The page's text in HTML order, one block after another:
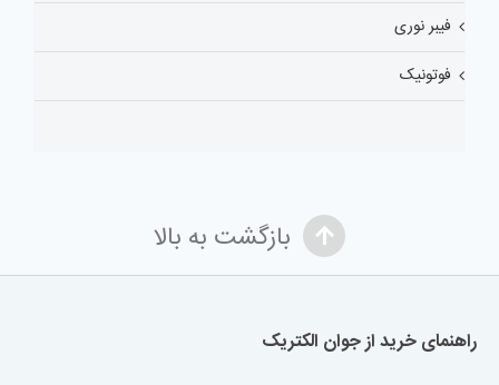
فیبر نوری
فوتونیک
بازگشت به بالا
راهنمای خرید از جوان الکتریک